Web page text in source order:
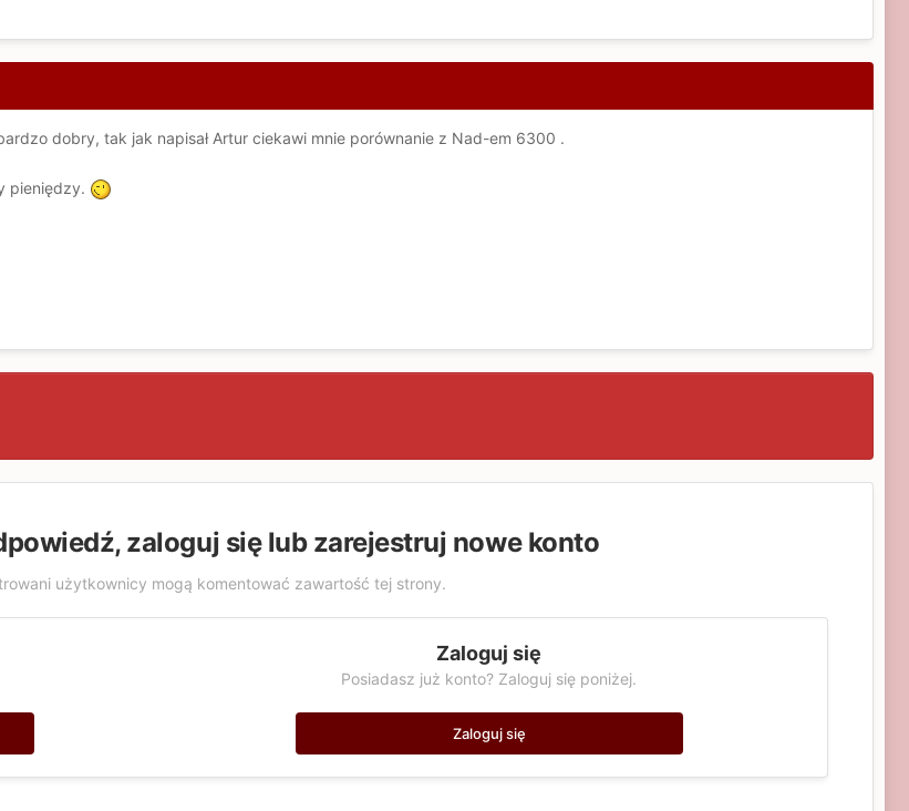
dobry, tak jak napisał Artur ciekawi mnie porównanie z Nad-em 6300 .
pieniędzy.
zaloguj się lub zarejestruj nowe konto
użytkownicy mogą komentować zawartość tej strony.
Zaloguj się
Posiadasz już konto? Zaloguj się poniżej.
Zaloguj się